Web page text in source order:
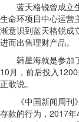
蓝天格锐曾成立生
生命环项目中心运营
渐意识到蓝天格锐成
进而出售理财产品。
韩星海就是参加了
10月，前后投入
正歌说。
《中国新闻周刊》
存款的行为，2017